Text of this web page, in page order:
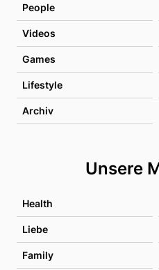
People
Videos
Games
Lifestyle
Archiv
Unsere
Health
Liebe
Family